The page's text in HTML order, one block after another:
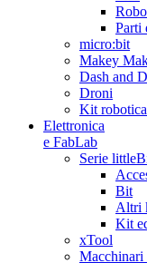
Parti
micro:bit
Makey
Dash and
Droni
Kit
Elettronica
e FabLab
Serie
Bit
Altri
Kit
xTool
Macchinari